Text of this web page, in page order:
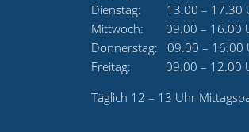
Dienstag: 13.00 – 17.30
Mittwoch: 09.00 – 16.00
Donnerstag: 09.00 – 16.00
Freitag: 09.00 – 12.00
Täglich 12 – 13 Uhr